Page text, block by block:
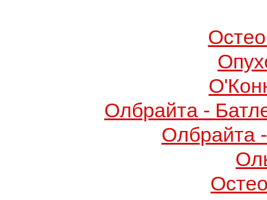
Олбрайта -
Олбрайта